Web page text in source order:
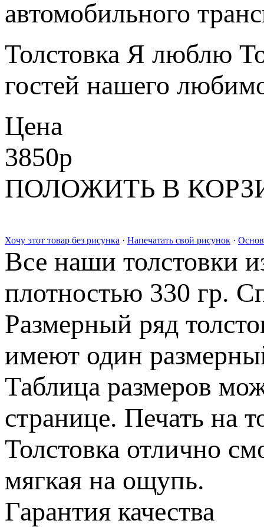
автомобильного
Толстовка Я люблю
гостей нашего
Цена
3850p
ПОЛОЖИТЬ В
Хочу этот товар без рисунка · Напечатать свой рисунок ·
Все наши толстовки
плотностью 330 гр.
Размерный ряд
имеют один
Таблица размеров
странице. Печать на
Толстовка отлично
мягкая на ощупь.
Гарантия качества